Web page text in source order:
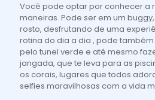
Você pode optar por conhecer a
maneiras. Pode ser em um
rosto, desfrutando de uma
rotina do dia a dia , pode
pelo tunel verde e até mesmo
jangada, que te leva para as
os corais, lugares que todos
selfies maravilhosas com a vida